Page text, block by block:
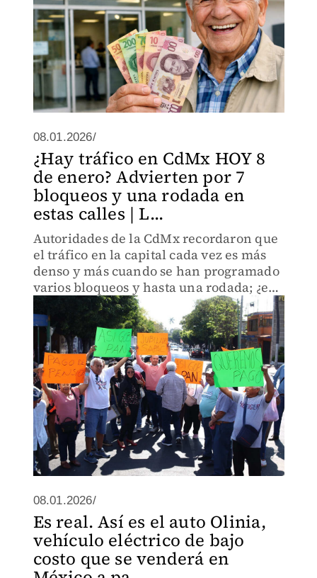
08.01.2026/
¿Hay tráfico en CdMx HOY 8
de enero? Advierten por 7
bloqueos y una rodada en
estas calles | L...
Autoridades de la CdMx recordaron que
el tráfico en la capital cada vez es más
denso y más cuando se han programado
varios bloqueos y hasta una rodada; ¿en
qué horarios?
08.01.2026/
Es real. Así es el auto Olinia,
vehículo eléctrico de bajo
costo que se venderá en